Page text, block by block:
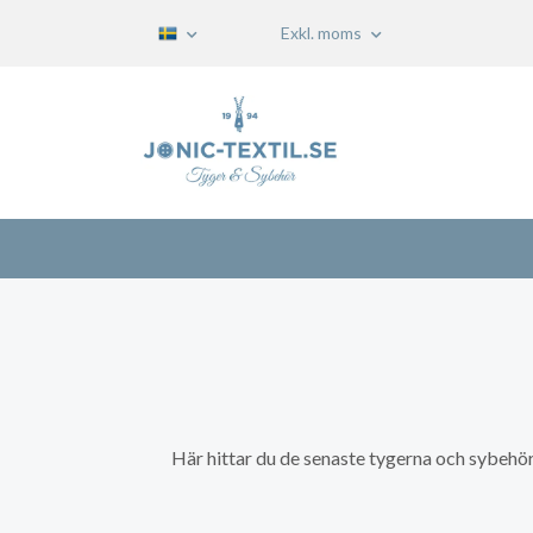
Exkl. moms
Här hittar du de senaste tygerna och